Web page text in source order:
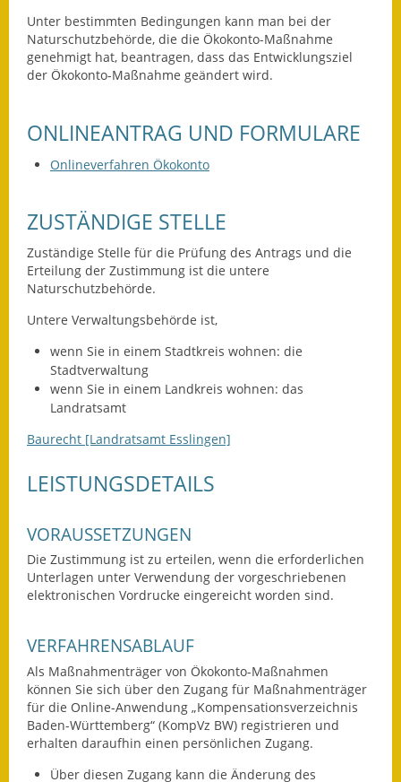
Infos in Leichter Sprache
Mitteilungsblatt
Notfallplanung
Schadensmeldung
Straßenbau
Buslinie 168
Stellenausschreibungen
Rathaus
Bauhof Notzingen
Beratungsstellen im
Landkreis
Dienstleistungen
Formulare
Unter bestimmten Bedingungen kann man bei der
Naturschutzbehörde, die die Ökokonto-Maßnahme
genehmigt hat, beantragen, dass das Entwicklungsziel
der Ökokonto-Maßnahme geändert wird.
ONLINEANTRAG UND FORMULARE
Onlineverfahren Ökokonto
ZUSTÄNDIGE STELLE
Zuständige Stelle für die Prüfung des Antrags und die
Erteilung der Zustimmung ist die untere
Naturschutzbehörde.
Untere Verwaltungsbehörde ist,
wenn Sie in einem Stadtkreis wohnen: die
Stadtverwaltung
wenn Sie in einem Landkreis wohnen: das
Landratsamt
Baurecht [Landratsamt Esslingen]
LEISTUNGSDETAILS
VORAUSSETZUNGEN
Die Zustimmung ist zu erteilen, wenn die erforderlichen
Unterlagen unter Verwendung der vorgeschriebenen
elektronischen Vordrucke eingereicht worden sind.
VERFAHRENSABLAUF
Als Maßnahmenträger von Ökokonto-Maßnahmen
können Sie sich über den Zugang für Maßnahmenträger
für die Online-Anwendung „Kompensationsverzeichnis
Baden-Württemberg“ (KompVz BW) registrieren und
erhalten daraufhin einen persönlichen Zugang.
Über diesen Zugang kann die Änderung des